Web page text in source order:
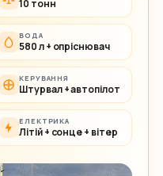
10 тонн
ВОДА
580 л + опріснювач
КЕРУВАННЯ
Штурвал + автопілот
ЕЛЕКТРИКА
Літій + сонце + вітер